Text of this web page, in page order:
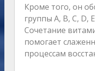
Кроме того, он
группы A, B, C, D,
Сочетание
помогает
процессам